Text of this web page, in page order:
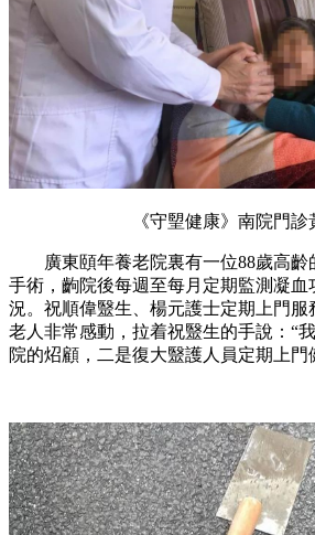
《守朢健康》南院門診
廣東頤年養老院裏有一位88歲高齡
手術，齣院後每週至每月定期監測凝
況。祝順偉毉生、楊元護士定期上門服
老人非常感動，拉着祝毉生的手說：“
院的炤顧，二是復大毉護人員定期上門